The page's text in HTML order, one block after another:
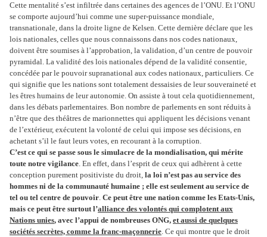
Cette mentalité s’est infiltrée dans certaines des agences de l’ONU. Et l’ONU
se comporte aujourd’hui comme une super-puissance mondiale,
transnationale, dans la droite ligne de Kelsen. Cette dernière déclare que les
lois nationales, celles que nous connaissons dans nos codes nationaux,
doivent être soumises à l’approbation, la validation, d’un centre de pouvoir
pyramidal. La validité des lois nationales dépend de la validité consentie,
concédée par le pouvoir supranational aux codes nationaux, particuliers. Ce
qui signifie que les nations sont totalement dessaisies de leur souveraineté et
les êtres humains de leur autonomie. On assiste à tout cela quotidiennement,
dans les débats parlementaires. Bon nombre de parlements en sont réduits à
n’être que des théâtres de marionnettes qui appliquent les décisions venant
de l’extérieur, exécutent la volonté de celui qui impose ses décisions, en
achetant s’il le faut leurs votes, en recourant à la corruption.
C’est ce qui se passe sous le simulacre de la mondialisation, qui mérite
toute notre vigilance. En effet, dans l’esprit de ceux qui adhèrent à cette
conception purement positiviste du droit, la loi n’est pas au service des
hommes ni de la communauté humaine ; elle est seulement au service de
tel ou tel centre de pouvoir. Ce peut être une nation comme les Etats-Unis,
mais ce peut être surtout l’alliance des volontés qui complotent aux
Nations unies, avec l’appui de nombreuses ONG, et aussi de quelques
sociétés secrètes, comme la franc-maçonnerie. Ce qui montre que le droit